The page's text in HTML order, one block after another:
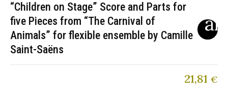
“Children on Stage” Score and Parts for
five Pieces from “The Carnival of
Animals” for flexible ensemble by Camille
Saint-Saëns
21,81 €